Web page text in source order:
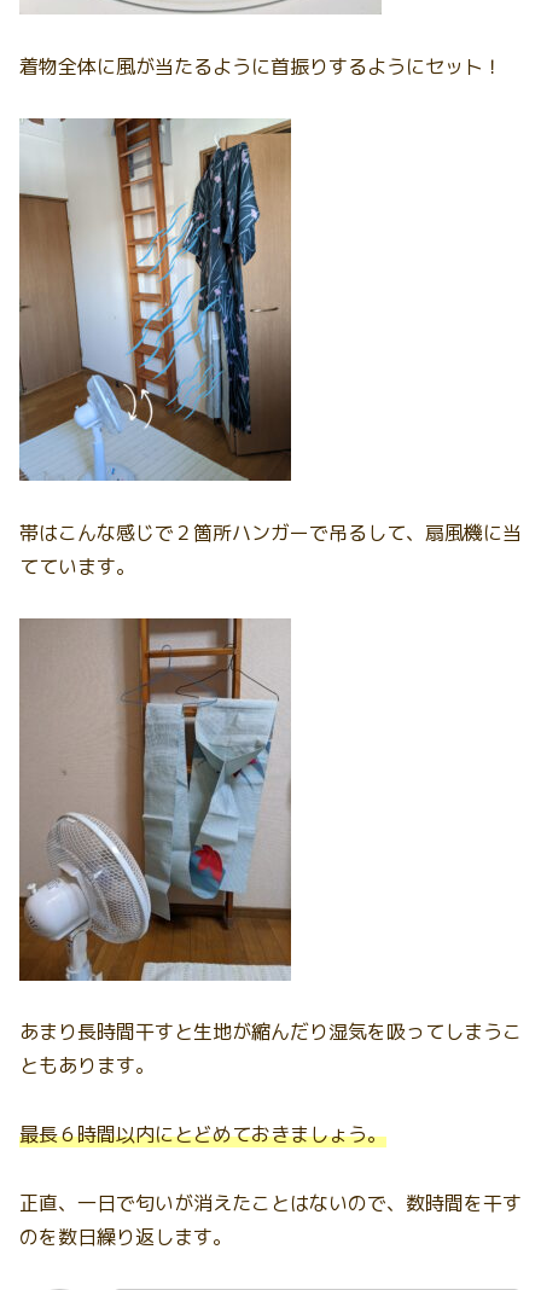
着物全体に風が当たるように首振りするようにセット！
帯はこんな感じで２箇所ハンガーで吊るして、扇風機に当
てています。
あまり長時間干すと生地が縮んだり湿気を吸ってしまうこ
ともあります。
最長６時間以内にとどめておきましょう。
正直、一日で匂いが消えたことはないので、数時間を干す
のを数日繰り返します。